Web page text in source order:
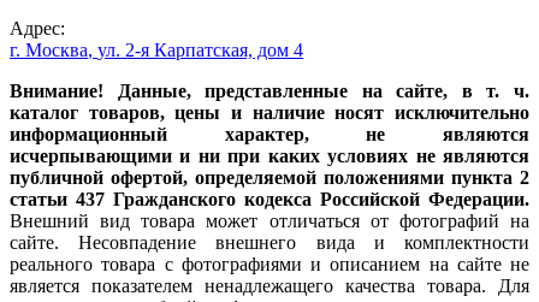
Адрес:
г. Москва, ул. 2-я Карпатская, дом 4
Внимание! Данные, представленные на сайте, в т. ч.
каталог товаров, цены и наличие носят исключительно
информационный характер, не являются
исчерпывающими и ни при каких условиях не являются
публичной офертой, определяемой положениями пункта 2
статьи 437 Гражданского кодекса Российской Федерации.
Внешний вид товара может отличаться от фотографий на
сайте. Несовпадение внешнего вида и комплектности
реального товара с фотографиями и описанием на сайте не
является показателем ненадлежащего качества товара. Для